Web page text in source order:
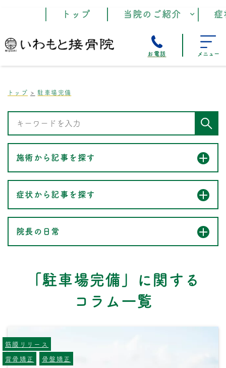
トップ 当院のご紹介
お電話 メニュー
トップ 駐車場完備
施術から記事を探す
症状から記事を探す
院長の日常
「駐車場完備」に関する
コラム一覧
筋膜リリース
背骨矯正
骨盤矯正